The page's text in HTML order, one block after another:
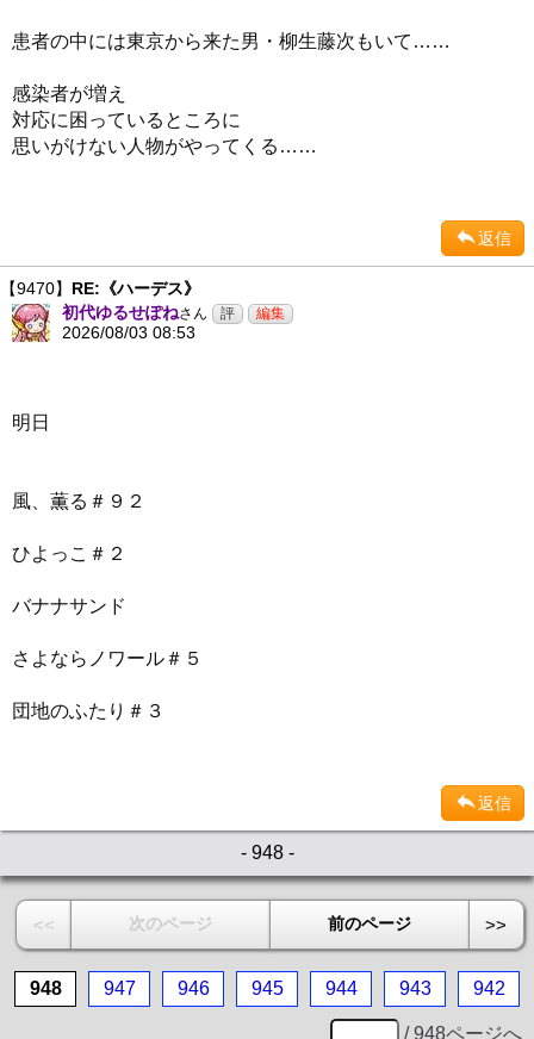
患者の中には東京から来た男・柳生藤次もいて……
感染者が増え
対応に困っているところに
思いがけない人物がやってくる……
返信
【9470】 RE:《ハーデス》
初代ゆるせぽねさん
2026/08/03 08:53
明日
風、薫る＃９２
ひよっこ＃２
バナナサンド
さよならノワール＃５
団地のふたり＃３
返信
- 948 -
<< 次のページ 前のページ >>
948 947 946 945 944 943 942
/ 948ページへ